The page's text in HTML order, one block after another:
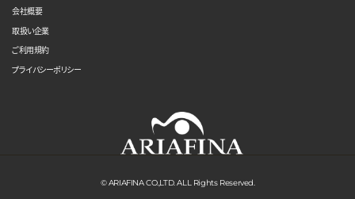
会社概要
取扱い企業
ご利用規約
プライバシーポリシー
© ARIAFINA CO.,LTD. ALL Rights Reserved.